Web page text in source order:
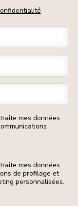
mes données
mes données
de profilage et
personnalisées.